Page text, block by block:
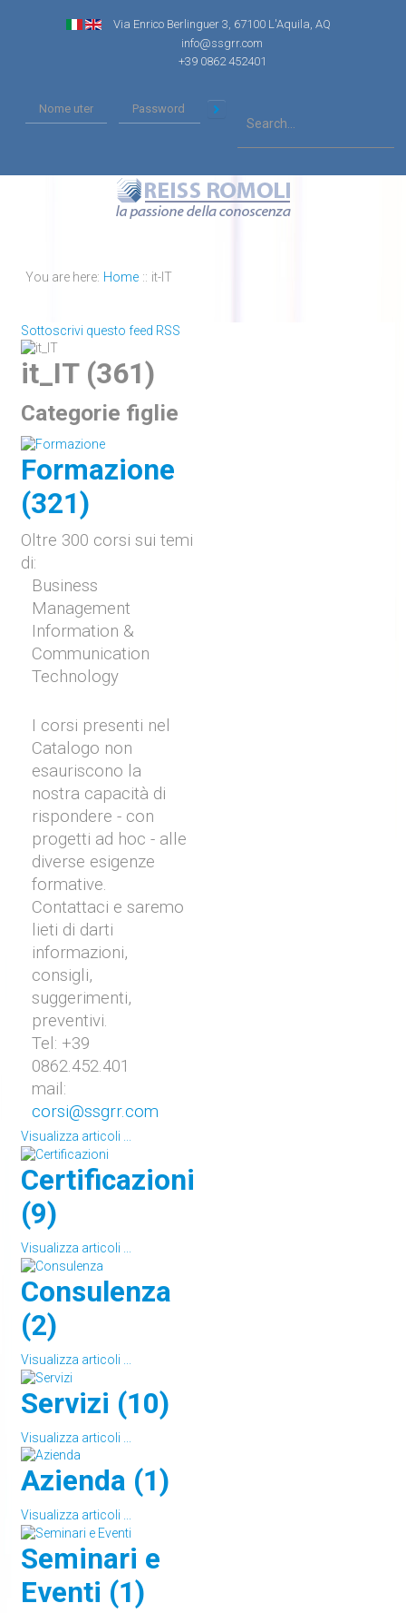
Via Enrico Berlinguer 3, 67100 L'Aquila, AQ
info@ssgrr.com
+39 0862 452401
You are here: Home :: it-IT
Sottoscrivi questo feed RSS
it_IT (361)
Categorie figlie
Formazione
(321)
Oltre 300 corsi sui temi
di:
Business
Management
Information &
Communication
Technology
I corsi presenti nel
Catalogo non
esauriscono la
nostra capacità di
rispondere - con
progetti ad hoc - alle
diverse esigenze
formative.
Contattaci e saremo
lieti di darti
informazioni,
consigli,
suggerimenti,
preventivi.
Tel: +39
0862.452.401
mail:
corsi@ssgrr.com
Visualizza articoli ...
Certificazioni
(9)
Visualizza articoli ...
Consulenza
(2)
Visualizza articoli ...
Servizi (10)
Visualizza articoli ...
Azienda (1)
Visualizza articoli ...
Seminari e
Eventi (1)